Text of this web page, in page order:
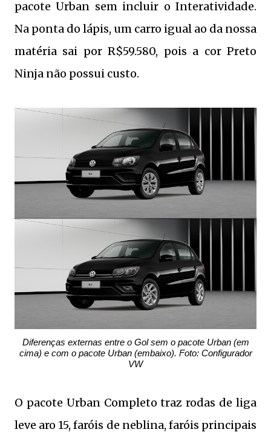
pacote Urban sem incluir o Interatividade.
Na ponta do lápis, um carro igual ao da nossa
matéria sai por R$59.580, pois a cor Preto
Ninja não possui custo.
Diferenças externas entre o Gol sem o pacote Urban (em
cima) e com o pacote Urban (embaixo). Foto: Configurador
VW
O pacote Urban Completo traz rodas de liga
leve aro 15, faróis de neblina, faróis principais